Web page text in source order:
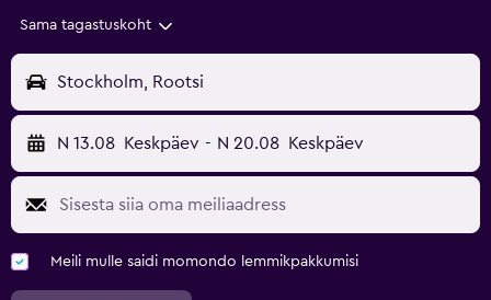
Sama tagastuskoht
Stockholm, Rootsi
N 13.08 Keskpäev - N 20.08 Keskpäev
Meili mulle saidi momondo lemmikpakkumisi